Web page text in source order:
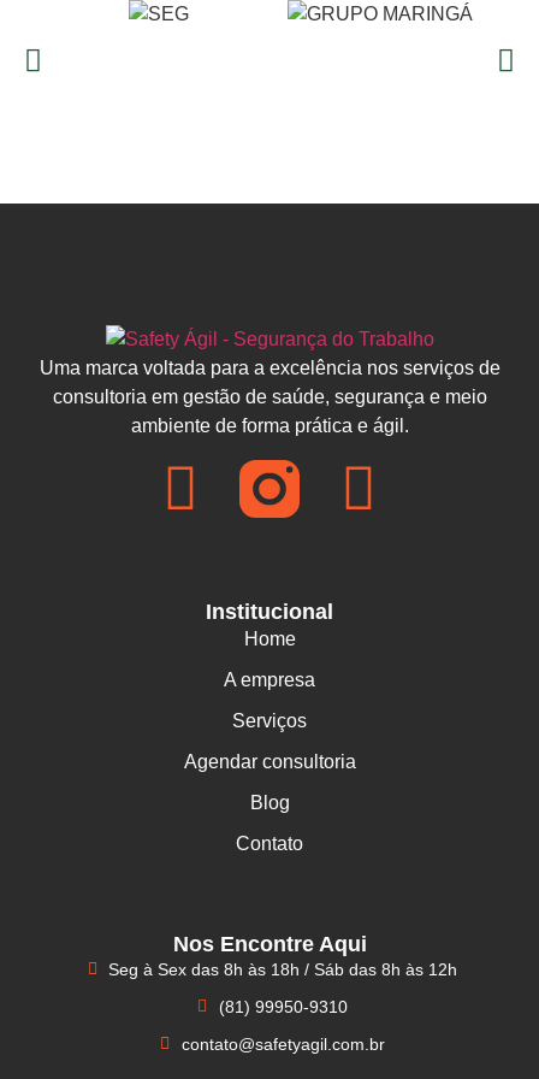
Uma marca voltada para a excelência nos serviços de
consultoria em gestão de saúde, segurança e meio
ambiente de forma prática e ágil.
Institucional
Home
A empresa
Serviços
Agendar consultoria
Blog
Contato
Nos Encontre Aqui
Seg à Sex das 8h às 18h / Sáb das 8h às 12h
(81) 99950-9310
contato@safetyagil.com.br